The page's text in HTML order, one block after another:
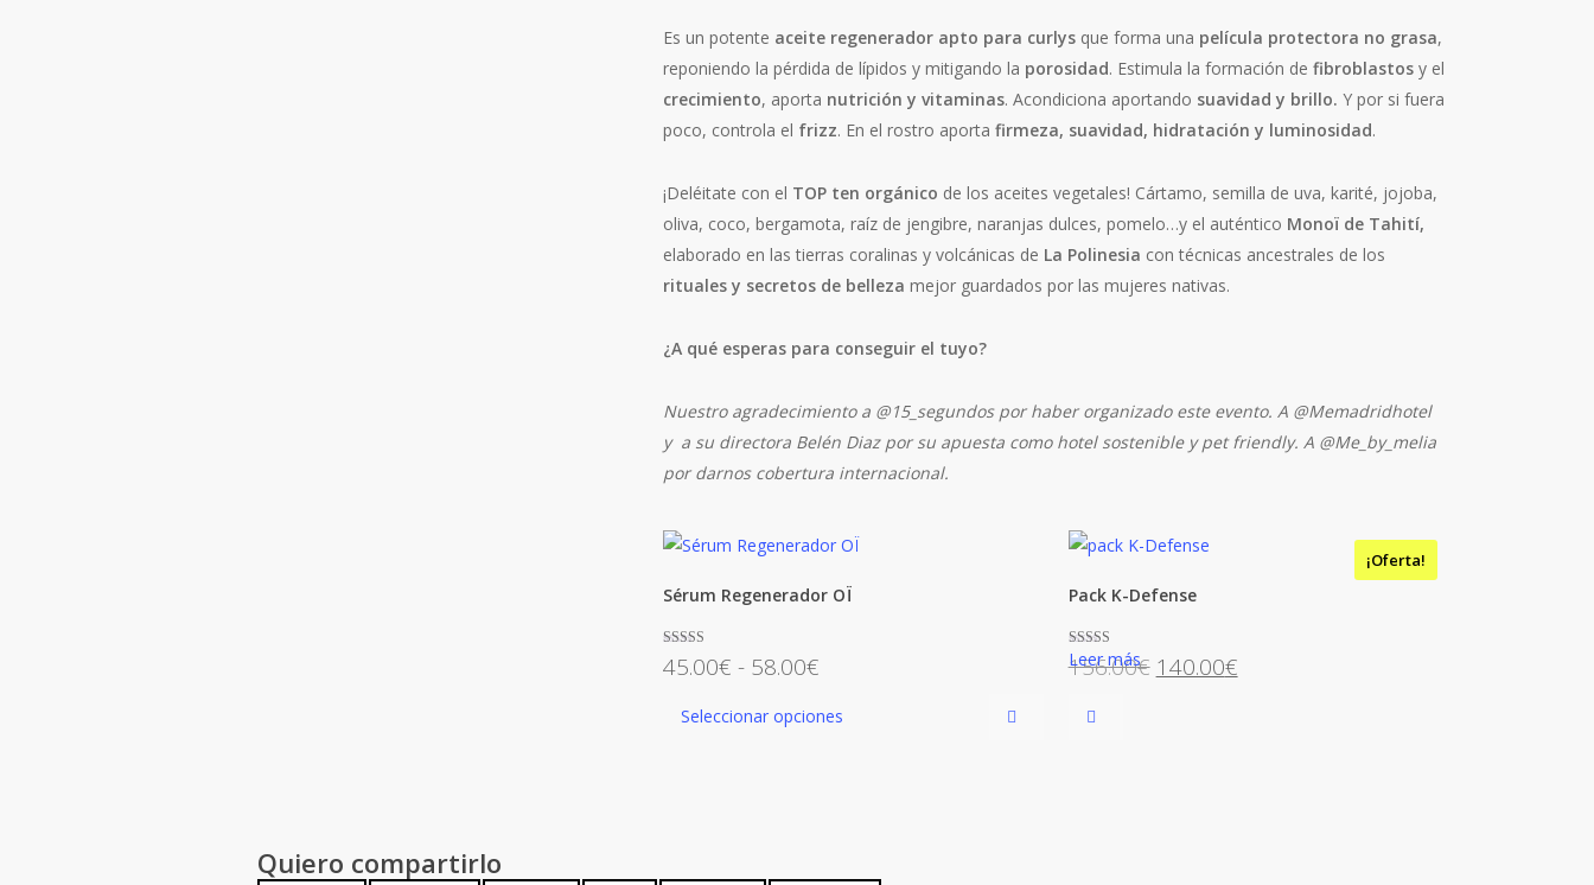
Es un potente aceite regenerador apto para curlysque forma una película protectora no grasa,
reponiendo la pérdida de lípidos y mitigando la porosidad. Estimula la formación de fibroblastos y el
crecimiento, aporta nutrición y vitaminas. Acondiciona aportando suavidad y brillo. Y por si fuera
poco, controla el frizz. En el rostro aporta firmeza, suavidad, hidratación y luminosidad.
¡Deléitate con el TOP ten orgánico de los aceites vegetales! Cártamo, semilla de uva, karité, jojoba,
oliva, coco, bergamota, raíz de jengibre, naranjas dulces, pomelo…y el auténtico Monoï de Tahití,
elaborado en las tierras coralinas y volcánicas de La Polinesia con técnicas ancestrales de los
rituales y secretos de belleza mejor guardados por las mujeres nativas.
¿A qué esperas para conseguir el tuyo?
Nuestro agradecimiento a @15_segundos por haber organizado este evento. A @Memadridhotel
y a su directora Belén Diaz por su apuesta como hotel sostenible y pet friendly. A @Me_by_melia
por darnos cobertura internacional.
Seleccionar opciones
tiene
Sérum Regenerador OÏ
Valorado con
5.00
45.00€ - 58.00€Rango
precios:
¡Oferta!
Leer más
Pack K-Defense
Valorado con
5.00
156.00€ El
140.00€El
Quiero compartirlo